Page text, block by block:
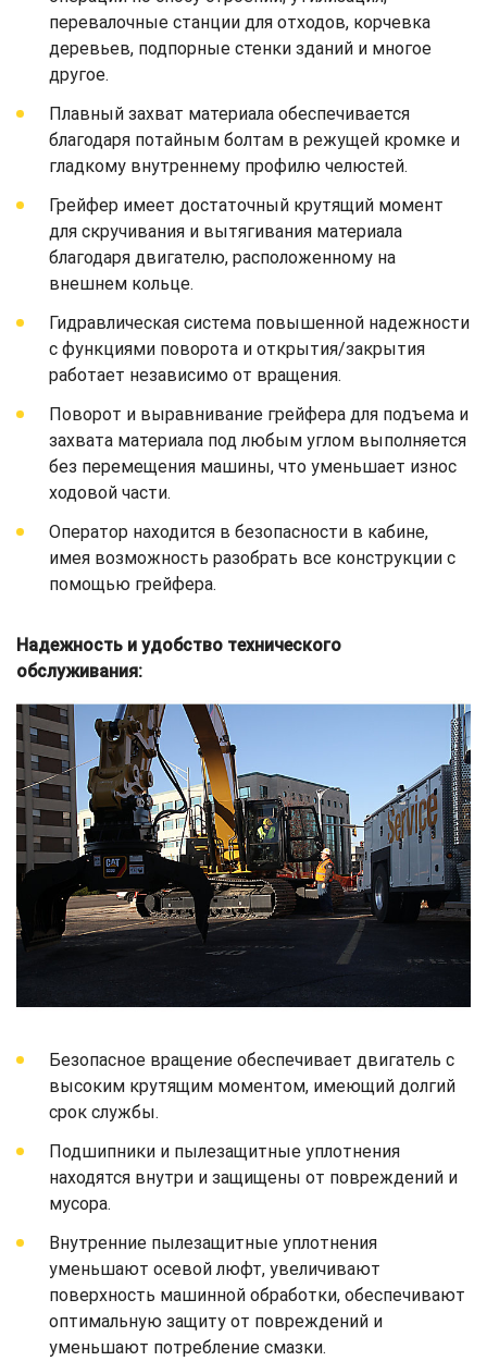
перевалочные станции для отходов, корчевка
деревьев, подпорные стенки зданий и многое
другое.
Плавный захват материала обеспечивается
благодаря потайным болтам в режущей кромке и
гладкому внутреннему профилю челюстей.
Грейфер имеет достаточный крутящий момент
для скручивания и вытягивания материала
благодаря двигателю, расположенному на
внешнем кольце.
Гидравлическая система повышенной надежности
с функциями поворота и открытия/закрытия
работает независимо от вращения.
Поворот и выравнивание грейфера для подъема и
захвата материала под любым углом выполняется
без перемещения машины, что уменьшает износ
ходовой части.
Оператор находится в безопасности в кабине,
имея возможность разобрать все конструкции с
помощью грейфера.
Надежность и удобство технического
обслуживания:
Безопасное вращение обеспечивает двигатель с
высоким крутящим моментом, имеющий долгий
срок службы.
Подшипники и пылезащитные уплотнения
находятся внутри и защищены от повреждений и
мусора.
Внутренние пылезащитные уплотнения
уменьшают осевой люфт, увеличивают
поверхность машинной обработки, обеспечивают
оптимальную защиту от повреждений и
уменьшают потребление смазки.